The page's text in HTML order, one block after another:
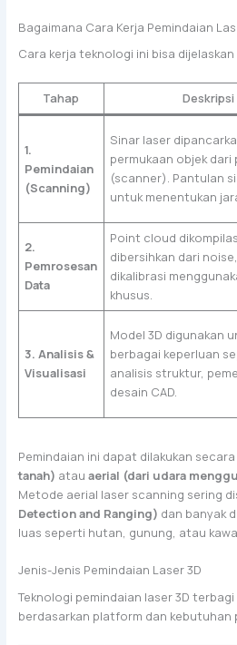
Bagaimana Cara Kerja Pemindaian
Cara kerja teknologi ini bisa
Tahap Deskripsi
1.
Pemindaian
(Scanning)
Sinar laser
permukaan objek dari
(scanner). Pantulan
untuk menentukan
2.
Pemrosesan
Data
Point cloud
dibersihkan dari
dikalibrasi
khusus.
3. Analisis &
Visualisasi
Model 3D digunakan
berbagai keperluan
analisis struktur,
desain CAD.
Pemindaian ini dapat dilakukan secara
tanah) atau aerial (dari udara
Metode aerial laser scanning sering
Detection and Ranging) dan banyak
luas seperti hutan, gunung, atau
Jenis-Jenis Pemindaian Laser 3D
Teknologi pemindaian laser 3D
berdasarkan platform dan kebutuhan